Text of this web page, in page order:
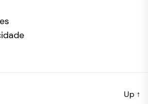
Up ↑